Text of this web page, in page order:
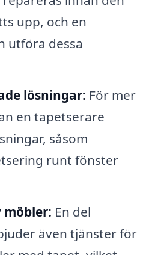
upp, och en
utföra dessa
lösningar: För mer
en tapetserare
såsom
runt fönster
möbler: En del
även tjänster för